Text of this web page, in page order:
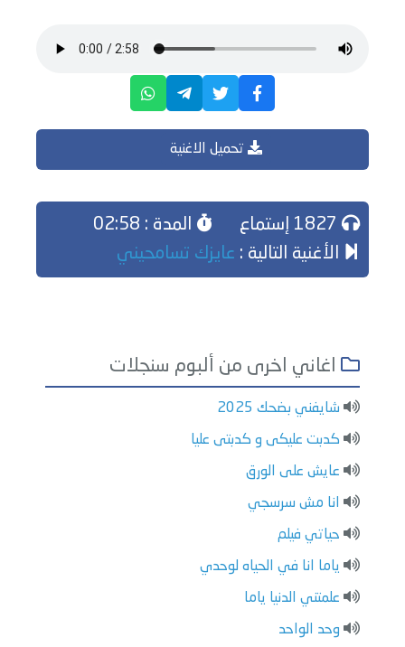
تحميل الاغنية
المدة : 02:58
الأغنية التالية : عايزك تسامحيني
اغاني اخرى من ألبوم سنجلات
شايفني بضحك 2025
كدبت عليكى و كدبتى عليا
عايش على الورق
انا مش سرسجي
حياتي فيلم
ياما انا في الحياه لوحدي
علمتني الدنيا ياما
وحد الواحد